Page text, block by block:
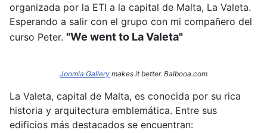
organizada por la ETI a la capital de Malta, La Valeta.
Esperando a salir con el grupo con mi compañero del
curso Peter. "We went to La Valeta"
Joomla Gallery makes it better. Balbooa.com
La Valeta, capital de Malta, es conocida por su rica
historia y arquitectura emblemática. Entre sus
edificios más destacados se encuentran:​